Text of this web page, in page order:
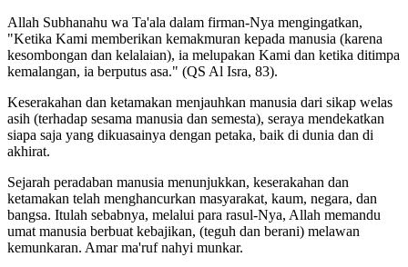
Allah Subhanahu wa Ta'ala dalam firman-Nya mengingatkan,
"Ketika Kami memberikan kemakmuran kepada manusia (karena
kesombongan dan kelalaian), ia melupakan Kami dan ketika ditimpa
kemalangan, ia berputus asa." (QS Al Isra, 83).
Keserakahan dan ketamakan menjauhkan manusia dari sikap welas
asih (terhadap sesama manusia dan semesta), seraya mendekatkan
siapa saja yang dikuasainya dengan petaka, baik di dunia dan di
akhirat.
Sejarah peradaban manusia menunjukkan, keserakahan dan
ketamakan telah menghancurkan masyarakat, kaum, negara, dan
bangsa. Itulah sebabnya, melalui para rasul-Nya, Allah memandu
umat manusia berbuat kebajikan, (teguh dan berani) melawan
kemunkaran. Amar ma'ruf nahyi munkar.